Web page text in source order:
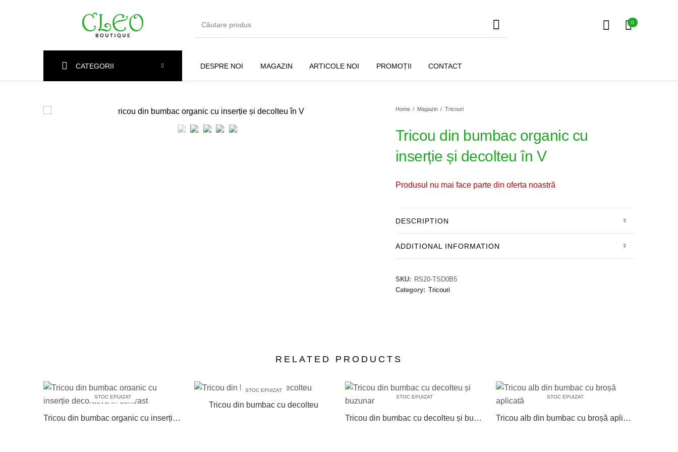
0
DESPRE NOI MAGAZIN ARTICOLE NOI PROMOȚII CONTACT
CATEGORII
Paltoane
Home / Magazin / Tricouri
Tricou din bumbac organic cu
inserție și decolteu în V
Produsul nu mai face parte din oferta noastră
DESCRIPTION
ADDITIONAL INFORMATION
SKU: RS20-TSD0B5
Category: Tricouri
RELATED PRODUCTS
STOC EPUIZAT
Tricou din bumbac organic cu inserție decorativă în contrast
STOC EPUIZAT
Tricou din bumbac cu decolteu
STOC EPUIZAT
Tricou din bumbac cu decolteu și buzunar
STOC EPUIZAT
Tricou alb din bumbac cu broșă aplicată